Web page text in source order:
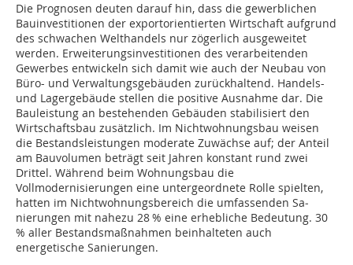
Die Prognosen deuten darauf hin, dass die gewerblichen
Bauinvestitionen der exportorientierten Wirtschaft aufgrund
des schwachen Welthandels nur zögerlich ausgeweitet
werden. Erweiterungsinvestitionen des verarbeitenden
Gewerbes entwickeln sich damit wie auch der Neubau von
Büro- und Verwaltungsgebäuden zurückhaltend. Handels-
und Lagergebäude stellen die positive Ausnahme dar. Die
Bauleistung an bestehenden Gebäuden stabilisiert den
Wirtschaftsbau zusätzlich. Im Nichtwohnungsbau weisen
die Bestandsleistungen moderate Zuwächse auf; der Anteil
am Bauvolumen beträgt seit Jahren konstant rund zwei
Drittel. Während beim Wohnungsbau die
Vollmodernisierungen eine untergeordnete Rolle spielten,
hatten im Nichtwohnungsbereich die umfassenden Sa­­­
nierungen mit nahezu 28 % eine erhebliche Bedeutung. 30
% aller Bestandsmaßnahmen beinhalteten auch
energetische Sanierungen.